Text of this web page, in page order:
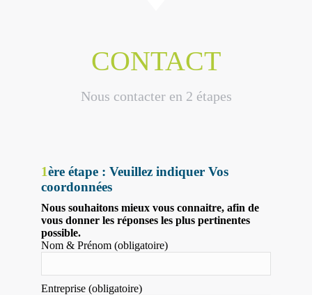
CONTACT
Nous contacter en 2 étapes
1ère étape : Veuillez indiquer Vos
coordonnées
Nous souhaitons mieux vous connaitre, afin de
vous donner les réponses les plus pertinentes
possible.
Nom & Prénom (obligatoire)
Entreprise (obligatoire)